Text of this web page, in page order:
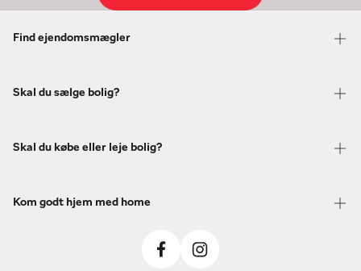
Find ejendomsmægler
Skal du sælge bolig?
Skal du købe eller leje bolig?
Kom godt hjem med home